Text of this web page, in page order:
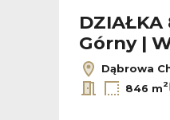
DZIAŁKA
Górny |
Dąbrowa
846 m2